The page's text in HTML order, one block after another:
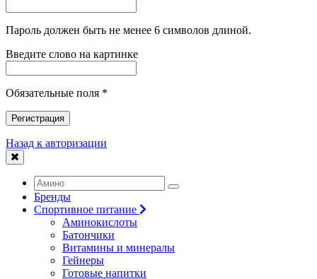
Пароль должен быть не менее 6 символов длиной.
Введите слово на картинке
Обязательные поля *
Регистрация
Назад к авторизации
Бренды
Спортивное питание
Аминокислоты
Батончики
Витамины и минералы
Гейнеры
Готовые напитки